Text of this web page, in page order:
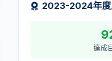
2023-2024年度
達成